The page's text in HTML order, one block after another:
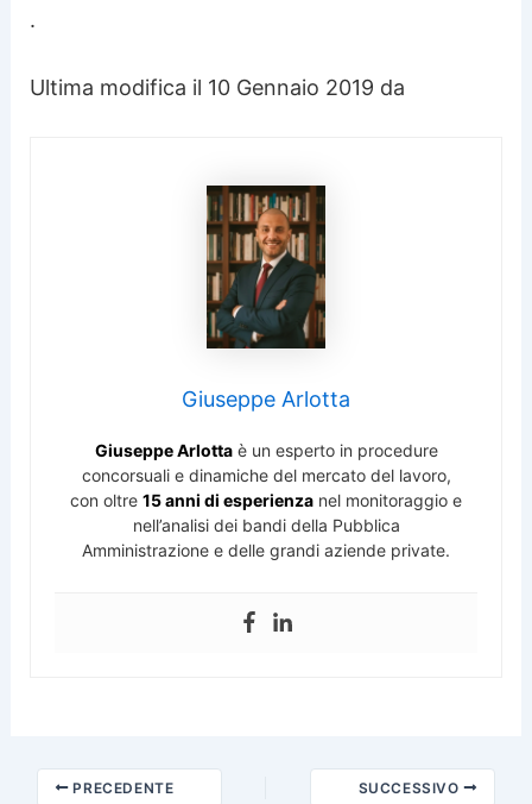
.
Ultima modifica il 10 Gennaio 2019 da
Giuseppe Arlotta
Giuseppe Arlottaè un esperto in procedure
concorsuali e dinamiche del mercato del lavoro,
con oltre 15 anni di esperienza nel monitoraggio e
nell’analisi dei bandi della Pubblica
Amministrazione e delle grandi aziende private.
PRECEDENTE SUCCESSIVO